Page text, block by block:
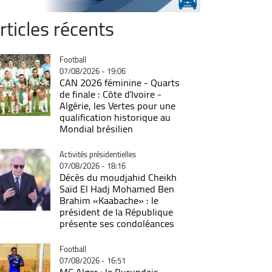
récents
Catégorie
Football
07/08/2026 - 19:06
CAN 2026 féminine - Quarts
de finale : Côte d'Ivoire -
Algérie, les Vertes pour une
qualification historique au
Mondial brésilien
Catégorie
Activités présidentielles
07/08/2026 - 18:16
Décès du moudjahid Cheikh
Saïd El Hadj Mohamed Ben
Brahim «Kaabache» : le
président de la République
présente ses condoléances
Catégorie
Football
07/08/2026 - 16:51